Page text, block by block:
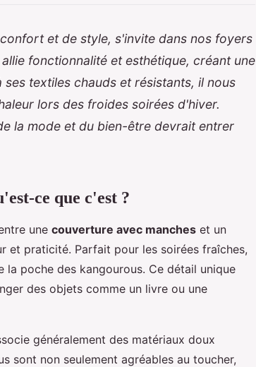
et de style, s'invite dans nos foyers
fonctionnalité et esthétique, créant une
textiles chauds et résistants, il nous
lors des froides soirées d'hiver.
la mode et du bien-être devrait entrer
ce que c'est ?
une couverture avec manches et un
praticité. Parfait pour les soirées fraîches,
poche des kangourous. Ce détail unique
des objets comme un livre ou une
généralement des matériaux doux
sont non seulement agréables au toucher,